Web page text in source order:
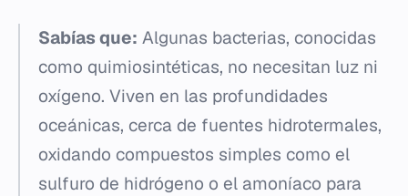
Sabías que: Algunas bacterias, conocidas
como quimiosintéticas, no necesitan luz ni
oxígeno. Viven en las profundidades
oceánicas, cerca de fuentes hidrotermales,
oxidando compuestos simples como el
sulfuro de hidrógeno o el amoníaco para